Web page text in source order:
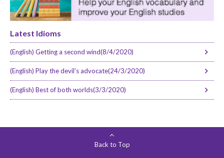
Latest Idioms
(English) Getting a second wind(8/4/2020)
(English) Play the devil’s advocate(24/3/2020)
(English) Best of both worlds(3/3/2020)
Back to Top